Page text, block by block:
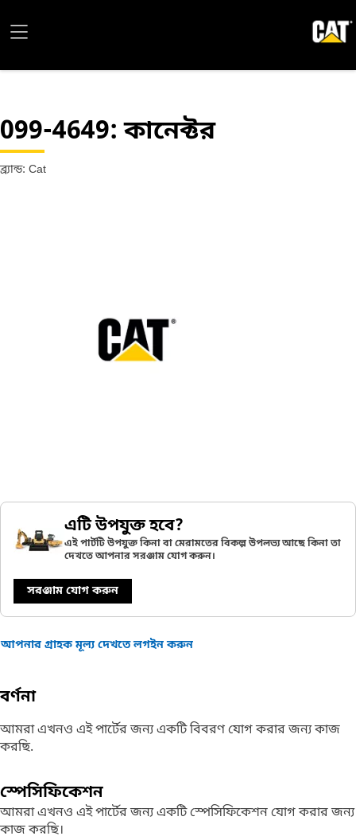
099-4649: কানেক্টর
ব্র্যান্ড: Cat
এটি উপযুক্ত হবে?
এই পার্টটি উপযুক্ত কিনা বা মেরামতের বিকল্প উপলভ্য আছে কিনা তা
দেখতে আপনার সরঞ্জাম যোগ করুন।
সরঞ্জাম যোগ করুন
আপনার গ্রাহক মূল্য দেখতে লগইন করুন
বর্ণনা
আমরা এখনও এই পার্টের জন্য একটি বিবরণ যোগ করার জন্য কাজ
করছি.
স্পেসিফিকেশন
আমরা এখনও এই পার্টের জন্য একটি স্পেসিফিকেশন যোগ করার জন্য
কাজ করছি।